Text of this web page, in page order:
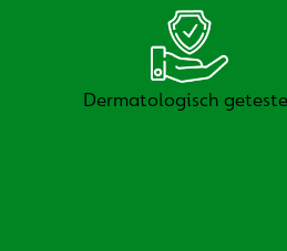
Dermatologisch